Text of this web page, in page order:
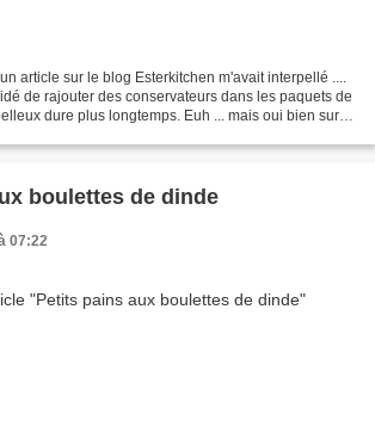
un article sur le blog Esterkitchen m'avait interpellé ....
de rajouter des conservateurs dans les paquets de
dure plus longtemps. Euh ... mais oui bien sur
boulettes de dinde
07:22